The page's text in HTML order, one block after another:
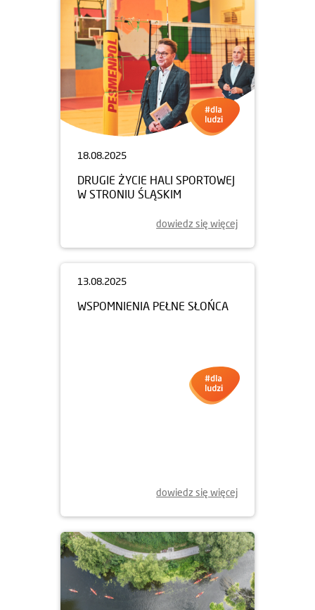
18.08.2025
DRUGIE ŻYCIE HALI SPORTOWEJ
W STRONIU ŚLĄSKIM
dowiedz się więcej
13.08.2025
WSPOMNIENIA PEŁNE SŁOŃCA
dowiedz się więcej